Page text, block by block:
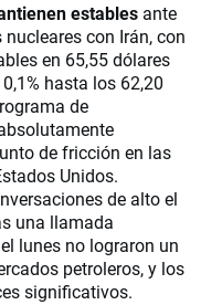
estables ante
con Irán, con
en 65,55 dólares
hasta los 62,20
de
de fricción en las
Unidos.
de alto el
una llamada
lunes no lograron un
petroleros, y los
significativos.